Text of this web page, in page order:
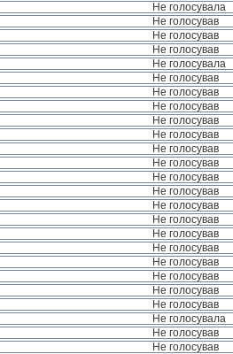
Не голосувала
Не голосував
Не голосував
Не голосував
Не голосувала
Не голосував
Не голосував
Не голосував
Не голосував
Не голосував
Не голосував
Не голосував
Не голосував
Не голосував
Не голосував
Не голосував
Не голосував
Не голосував
Не голосував
Не голосував
Не голосував
Не голосував
Не голосувала
Не голосував
Не голосував